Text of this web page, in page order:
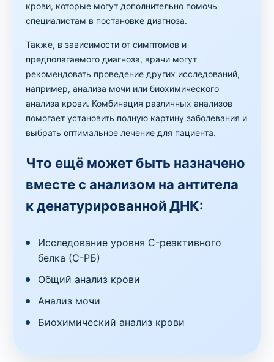
крови, которые могут дополнительно помочь
специалистам в постановке диагноза.
Также, в зависимости от симптомов и
предполагаемого диагноза, врачи могут
рекомендовать проведение других исследований,
например, анализа мочи или биохимического
анализа крови. Комбинация различных анализов
помогает установить полную картину заболевания и
выбрать оптимальное лечение для пациента.
Что ещё может быть назначено
вместе с анализом на антитела
к денатурированной ДНК:
Исследование уровня C-реактивного
белка (С-РБ)
Общий анализ крови
Анализ мочи
Биохимический анализ крови